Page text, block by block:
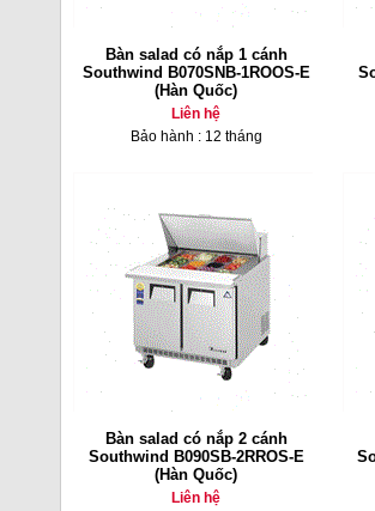
Bàn salad có nắp 1 cánh
Southwind B070SNB-1ROOS-E
(Hàn Quốc)
Liên hệ
Bảo hành : 12 tháng
Bàn salad có nắp 2 cánh
Southwind B090SB-2RROS-E
(Hàn Quốc)
Liên hệ